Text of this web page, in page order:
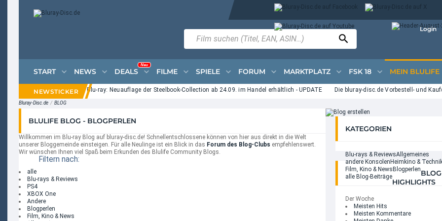
Login
START NEWS DEALS
Neu
FILME SPIELE FORUM MARKTPLATZ FSK 18 MEIN BLULIFE
on Elm Street" auf UHD Blu-ray: Neuauflage der Steelbook-Collection ab 24.09. im Handel erhältlich - UPDATE Die bluray-disc.de Vorbestell- und
Bluray-Disc.de / BLOG
BLULIFE BLOG - BLOGPERLEN
Willkommen im Blu-ray Blog auf bluray-disc.de! Schnellentschlossene können von hier aus direkt in die Welt
unserer Bloggemeinde einsteigen. Für alle Neulinge ist ein Blick in das Forum des Blog-Clubs empfehlenswert.
Wir wünschen Ihnen viel Spaß beim Erkunden des Blulife Community Blogs.
Filtern nach:
alle
Blu-rays & Reviews
PS4
XBOX One
Andere
Blogperlen
Film, Kino & News
KATEGORIEN
Blu-rays & ReviewsAllgemeines
andere Konsolen Heimkino &
Film, Kino & News Blogperlen
alle Blog-Beiträge
HIGHLIGHTS
Der Woche
Meisten Hits
Meisten Kommentare